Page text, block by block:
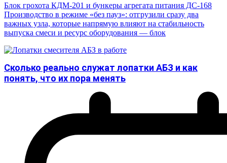
Блок грохота КДМ-201 и бункеры агрегата питания ДС-168
Производство в режиме «без пауз»: отгрузили сразу два
важных узла, которые напрямую влияют на стабильность
выпуска смеси и ресурс оборудования — блок
Сколько реально служат лопатки АБЗ и как
понять, что их пора менять